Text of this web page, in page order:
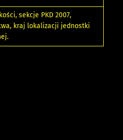
sekcje PKD 2007,
kraj lokalizacji jednostki